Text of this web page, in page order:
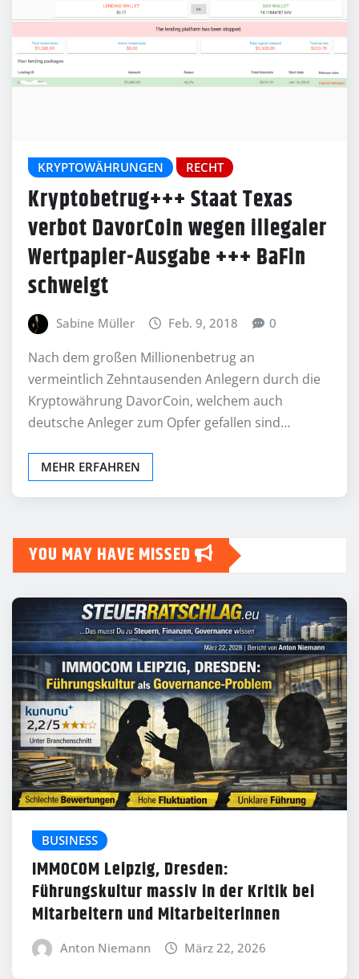
KRYPTOWÄHRUNGEN RECHT
Kryptobetrug+++ Staat Texas
verbot DavorCoin wegen illegaler
Wertpapier-Ausgabe +++ BaFin
schweigt
Sabine Müller Feb. 9, 2018 0
Nach dem großen Millionenbetrug an
vermeintlich Zehntausenden Anlegern durch die
Kryptowährung DavorCoin, welchem auch
deutsche Anleger zum Opfer gefallen sind…
MEHR ERFAHREN
YOU MAY HAVE MISSED
BUSINESS
IMMOCOM Leipzig, Dresden:
Führungskultur massiv in der Kritik bei
Mitarbeitern und Mitarbeiterinnen
Anton Niemann März 22, 2026